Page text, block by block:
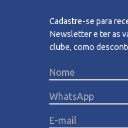
Cadastre-se para
Newsletter e ter as
clube, como